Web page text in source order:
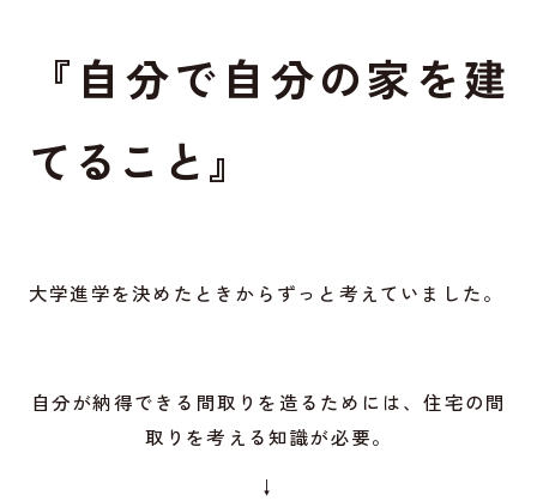
『自分で自分の家を建
てること』
大学進学を決めたときからずっと考えていました。
自分が納得できる間取りを造るためには、住宅の間
取りを考える知識が必要。
↓